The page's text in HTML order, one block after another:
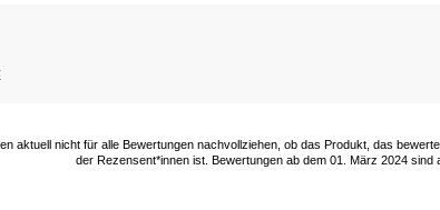
aktuell nicht für alle Bewertungen nachvollziehen, ob das Produkt, das
der Rezensent*innen ist. Bewertungen ab dem 01. März 2024 sind